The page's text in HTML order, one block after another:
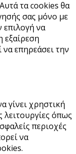
τα cookies θα
σας μόνο με
επιλογή να
εξαίρεση
επηρεάσει την
γίνει χρηστική
λειτουργίες όπως
περιοχές
να